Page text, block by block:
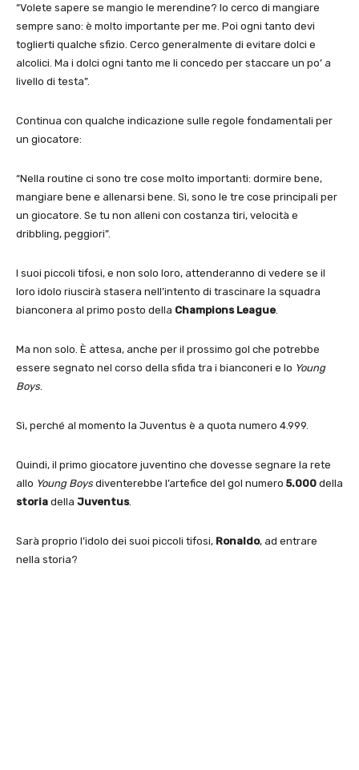
“Volete sapere se mangio le merendine? Io cerco di mangiare
sempre sano: è molto importante per me. Poi ogni tanto devi
toglierti qualche sfizio. Cerco generalmente di evitare dolci e
alcolici. Ma i dolci ogni tanto me li concedo per staccare un po’ a
livello di testa”.
Continua con qualche indicazione sulle regole fondamentali per
un giocatore:
“Nella routine ci sono tre cose molto importanti: dormire bene,
mangiare bene e allenarsi bene. Sì, sono le tre cose principali per
un giocatore. Se tu non alleni con costanza tiri, velocità e
dribbling, peggiori”.
I suoi piccoli tifosi, e non solo loro, attenderanno di vedere se il
loro idolo riuscirà stasera nell’intento di trascinare la squadra
bianconera al primo posto della Champions League
Ma non solo. È attesa, anche per il prossimo gol che potrebbe
essere segnato nel corso della sfida tra i bianconeri e lo Young
Boys
Sì, perché al momento la Juventus è a quota numero 4.999.
Quindi, il primo giocatore juventino che dovesse segnare la rete
allo Young Boys diventerebbe l’artefice del gol numero 5.000 della
storia della Juventus.
Sarà proprio l’idolo dei suoi piccoli tifosi, Ronaldo, ad entrare
nella storia?